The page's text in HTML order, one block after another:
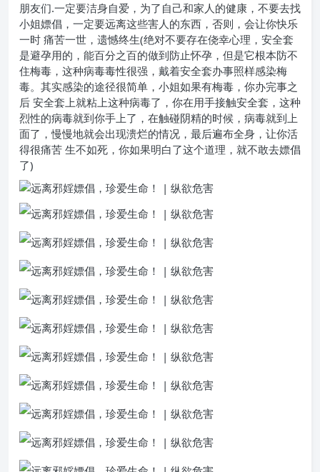
朋友们.一定要洁身自爱，为了自己和家人的健康，不要去找
小姐嫖倡，一定要远离这些害人的东西，否则，会让你快乐
一时 痛苦一世，遗憾终生(绝对不要存在侥幸心理，安全套
是避孕用的，能百分之百的做到防止怀孕，但是它根本防不
住梅毒，这种病毒毒性很强，戴着安全套办事照样感染梅
毒。其实感染的途径很简单，小姐如果有梅毒，你办完事之
后 安全套上就粘上这种病毒了，你在用手接触安全套，这种
烈性的病毒就到你手上了，在触碰阴精的时候，病毒就到上
面了，慢慢地就会出现溃烂的情况，最后遍布全身，让你活
得很痛苦 生不如死，你如果明白了这个道理，就不敢去嫖倡
了)